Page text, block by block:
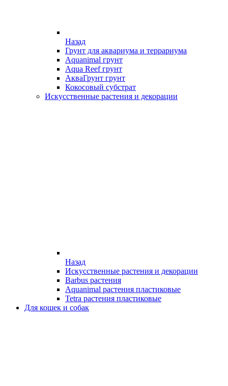
Назад
Грунт для аквариума и террариума
Aquanimal грунт
Aqua Reef грунт
АкваГрунт грунт
Кокосовый субстрат
Искусственные растения и декорации
Назад
Искусственные растения и декорации
Barbus растения
Aquanimal растения пластиковые
Tetra растения пластиковые
Для кошек и собак